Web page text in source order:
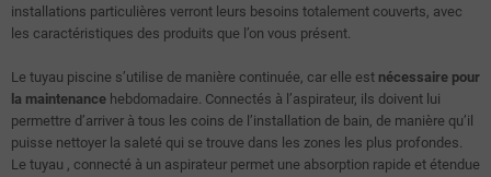
installations particulières verront leurs besoins totalement couverts, avec
les caractéristiques des produits que l’on vous présent.
Le tuyau piscine s’utilise de manière continuée, car elle est nécessaire pour
la maintenance hebdomadaire. Connectés à l’aspirateur, ils doivent lui
permettre d’arriver à tous les coins de l’installation de bain, de manière qu’il
puisse nettoyer la saleté qui se trouve dans les zones les plus profondes.
Le tuyau , connecté à un aspirateur permet une absorption rapide et étendue